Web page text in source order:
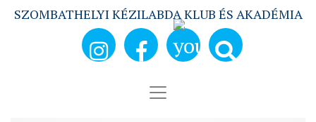
SZOMBATHELYI KÉZILABDA KLUB ÉS AKADÉMIA